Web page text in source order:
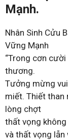
Mạnh.
Nhân Sinh Cửu
Vững Mạnh
“Trong cơn
thương.
Tưởng mừng
miết. Thiết than
lòng chợt
thất vọng
và thất vọng lẫn